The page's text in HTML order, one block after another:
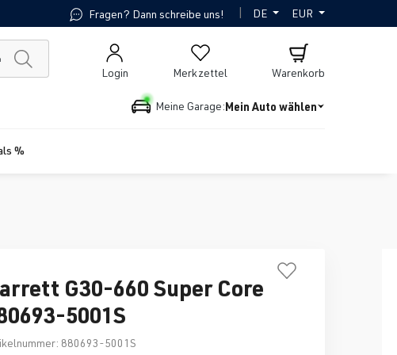
Fragen? Dann schreibe uns! | DE EUR
Merkzettel
Login Warenkorb
Meine Garage:Mein Auto wählen
%
G30-660 Super Core
5001S
880693-5001S